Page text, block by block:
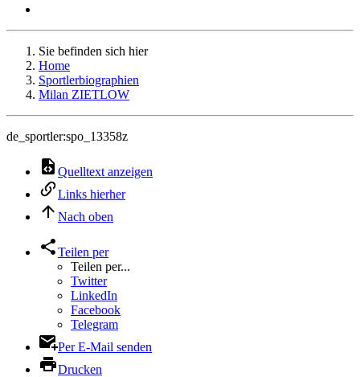
Sie befinden sich hier
Home
Sportlerbiographien
Milan ZIETLOW
de_sportler:spo_13358z
Quelltext anzeigen
Links hierher
Nach oben
Teilen per
Teilen per...
Twitter
LinkedIn
Facebook
Telegram
Per E-Mail senden
Drucken